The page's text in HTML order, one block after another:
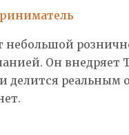
небольшой
Он внедряет
делится реальным